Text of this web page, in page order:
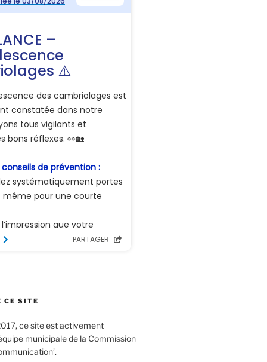
CE SITE
ce site est activement
municipale de la Commission